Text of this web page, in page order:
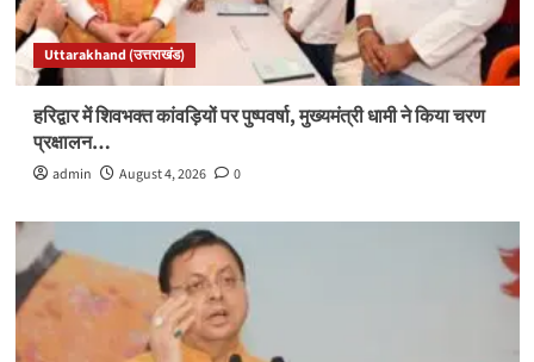
Uttarakhand (उत्तराखंड)
हरिद्वार में शिवभक्त कांवड़ियों पर पुष्पवर्षा, मुख्यमंत्री धामी ने किया चरण
प्रक्षालन…
admin August 4, 2026 0